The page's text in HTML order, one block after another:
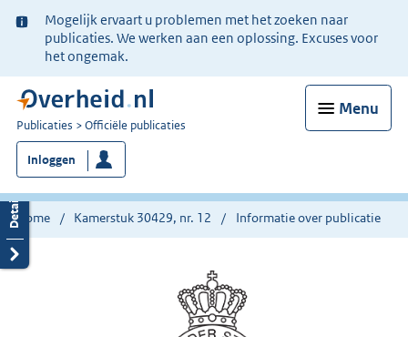
Ter
informatie:
Mogelijk ervaart u problemen met het zoeken naar
publicaties. We werken aan een oplossing. Excuses voor
het ongemak.
Menu
U
bent
nu
hier:
Publicaties Officiële publicaties
Inloggen
Home Kamerstuk 30429, nr. 12 Informatie over publicatie